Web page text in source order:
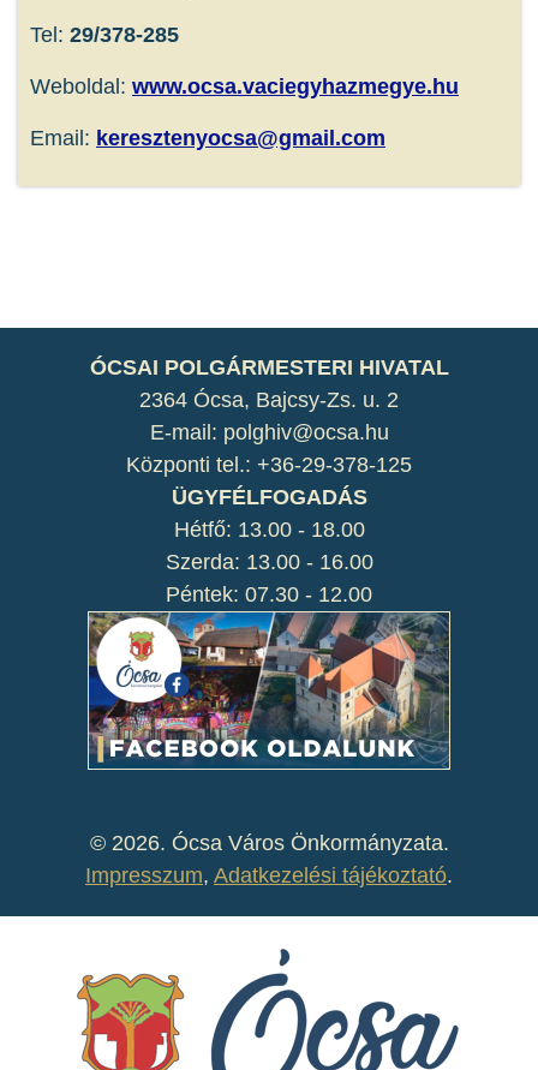
Tel: 29/378-285
Weboldal: www.ocsa.vaciegyhazmegye.hu
Email: keresztenyocsa@gmail.com
ÓCSAI POLGÁRMESTERI HIVATAL
2364 Ócsa, Bajcsy-Zs. u. 2
E-mail: polghiv@ocsa.hu
Központi tel.: +36-29-378-125
ÜGYFÉLFOGADÁS
Hétfő: 13.00 - 18.00
Szerda: 13.00 - 16.00
Péntek: 07.30 - 12.00
© 2026. Ócsa Város Önkormányzata.
Impresszum, Adatkezelési tájékoztató.